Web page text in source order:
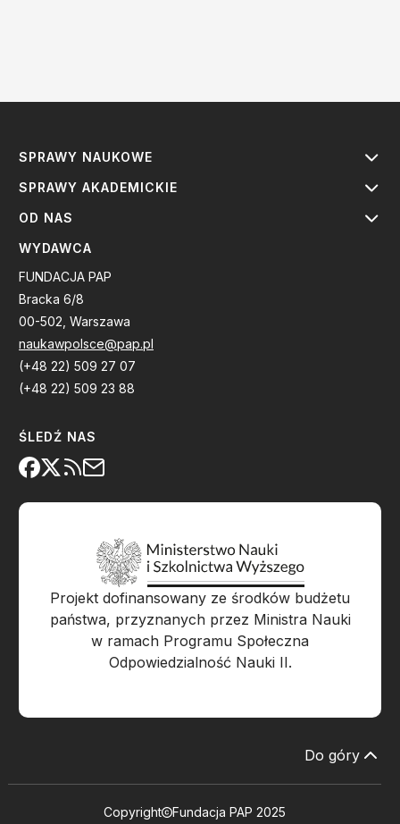
SPRAWY NAUKOWE
SPRAWY AKADEMICKIE
OD NAS
WYDAWCA
FUNDACJA PAP
Bracka 6/8
00-502, Warszawa
naukawpolsce@pap.pl
(+48 22) 509 27 07
(+48 22) 509 23 88
ŚLEDŹ NAS
Projekt dofinansowany ze środków budżetu
państwa, przyznanych przez Ministra Nauki
w ramach Programu Społeczna
Odpowiedzialność Nauki II.
Do góry
Copyright Fundacja PAP 2025